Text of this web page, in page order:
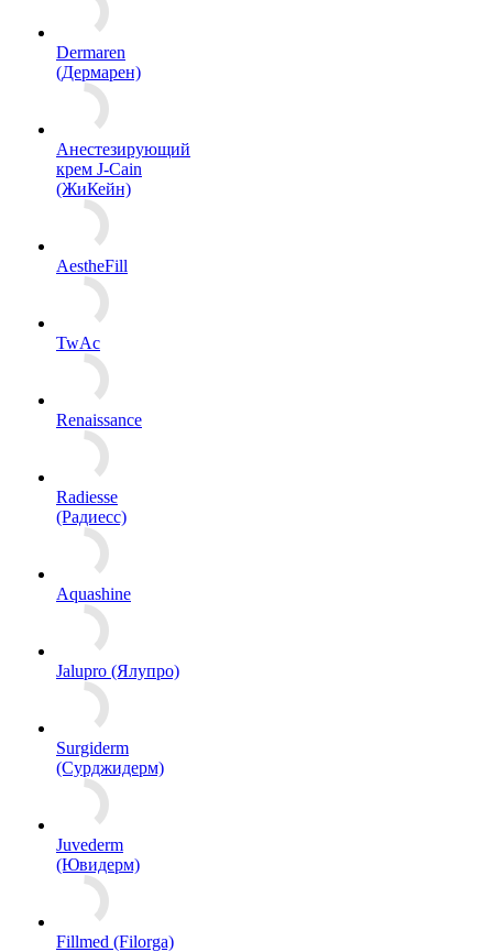
Dermaren
(Дермарен)
Анестезирующий
крем J-Cain
(ЖиКейн)
AestheFill
TwAc
Renaissance
Radiesse
(Радиесс)
Aquashine
Jalupro (Ялупро)
Surgiderm
(Сурджидерм)
Juvederm
(Ювидерм)
Fillmed (Filorga)